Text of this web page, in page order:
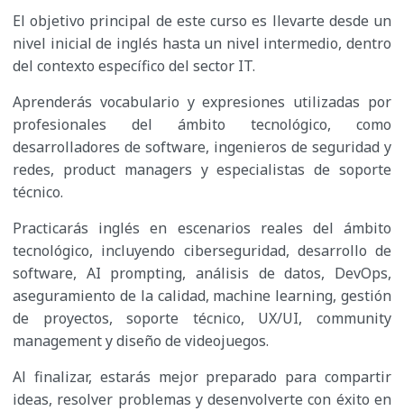
El objetivo principal de este curso es llevarte desde un
nivel inicial de inglés hasta un nivel intermedio, dentro
del contexto específico del sector IT.
Aprenderás vocabulario y expresiones utilizadas por
profesionales del ámbito tecnológico, como
desarrolladores de software, ingenieros de seguridad y
redes, product managers y especialistas de soporte
técnico.
Practicarás inglés en escenarios reales del ámbito
tecnológico, incluyendo ciberseguridad, desarrollo de
software, AI prompting, análisis de datos, DevOps,
aseguramiento de la calidad, machine learning, gestión
de proyectos, soporte técnico, UX/UI, community
management y diseño de videojuegos.
Al finalizar, estarás mejor preparado para compartir
ideas, resolver problemas y desenvolverte con éxito en